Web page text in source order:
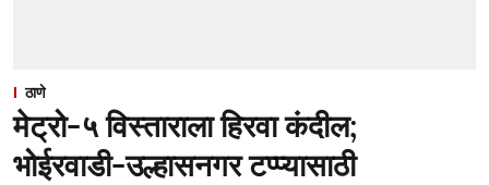
ठाणे
मेट्रो-५ विस्ताराला हिरवा कंदील;
भोईरवाडी-उल्हासनगर टप्प्यासाठी